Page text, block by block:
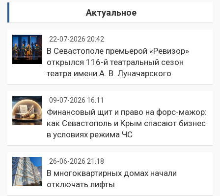
Актуальное
22-07-2026 20:42
В Севастополе премьерой «Ревизор»
открылся 116-й театральный сезон
театра имени А. В. Луначарского
09-07-2026 16:11
Финансовый щит и право на форс-мажор:
как Севастополь и Крым спасают бизнес
в условиях режима ЧС
26-06-2026 21:18
В многоквартирных домах начали
отключать лифты